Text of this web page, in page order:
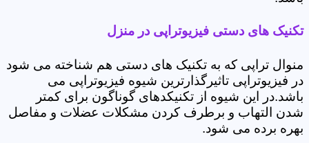
تکنیک های دستی فیزیوتراپی در منزل
منوال تراپی که به تکنیک های دستی هم شناخته می شود
در فیزیوتراپی تاثیرگذارترین شیوه فیزیوتراپی می
باشد.در این شیوه از تکنیکدهای گوناگون برای کمتر
شدن التهاب و برطرف کردن مشکلات عضلات و مفاصل
بهره برده می شود.